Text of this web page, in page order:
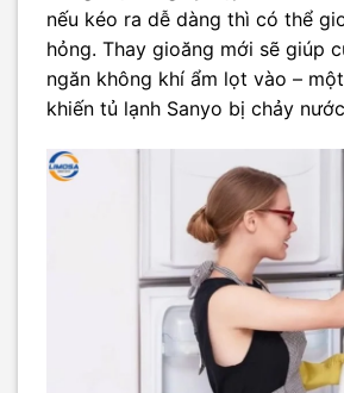
nếu kéo ra dễ dàng thì có thể
hỏng. Thay gioăng mới sẽ giúp
ngăn không khí ẩm lọt vào –
khiến tủ lạnh Sanyo bị chảy